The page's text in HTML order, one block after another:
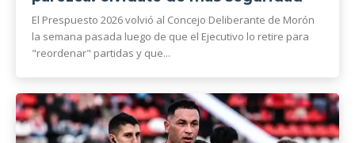
El Prespuesto 2026 volvió al Concejo Deliberante de Morón
la semana pasada luego de que el Ejecutivo lo retire para
"reordenar" partidas y que...